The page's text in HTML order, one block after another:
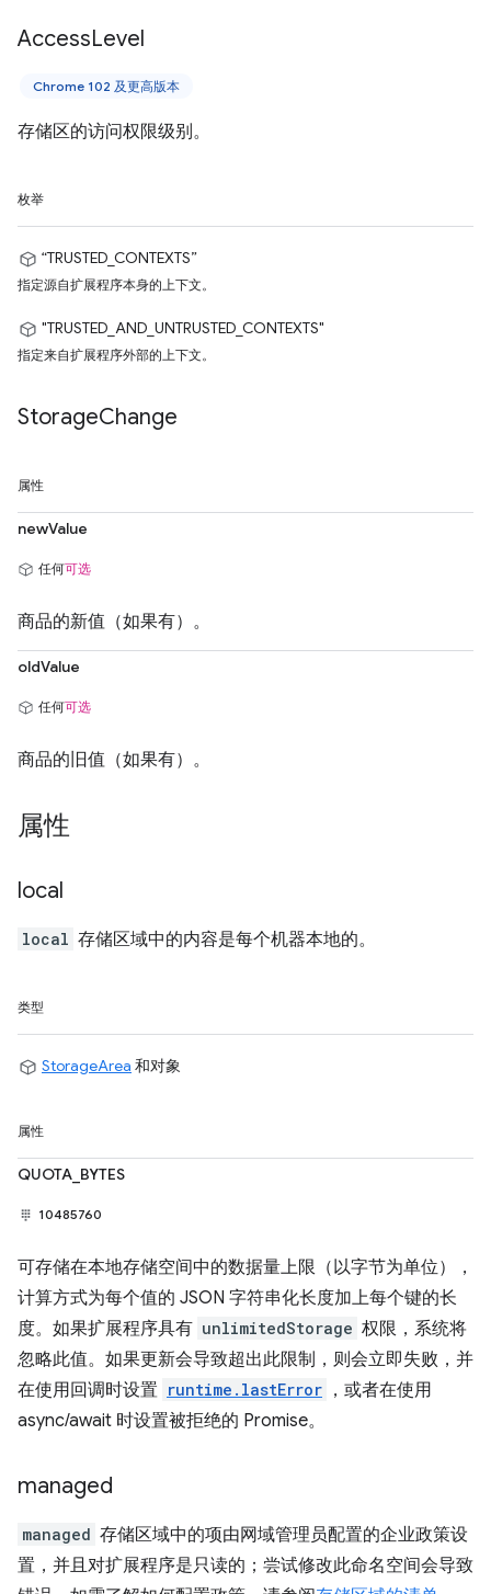
AccessLevel
Chrome 102 及更高版本
存储区的访问权限级别。
枚举
“TRUSTED_CONTEXTS”
指定源自扩展程序本身的上下文。
"TRUSTED_AND_UNTRUSTED_CONTEXTS"
指定来自扩展程序外部的上下文。
StorageChange
属性
newValue
任何可选
商品的新值（如果有）。
oldValue
任何可选
商品的旧值（如果有）。
属性
local
local 存储区域中的内容是每个机器本地的。
类型
StorageArea 和对象
属性
QUOTA_BYTES
10485760
可存储在本地存储空间中的数据量上限（以字节为单位），
计算方式为每个值的 JSON 字符串化长度加上每个键的长
度。如果扩展程序具有 unlimitedStorage 权限，系统将
忽略此值。如果更新会导致超出此限制，则会立即失败，并
在使用回调时设置 runtime.lastError ，或者在使用
async/await 时设置被拒绝的 Promise。
managed
managed 存储区域中的项由网域管理员配置的企业政策设
置，并且对扩展程序是只读的；尝试修改此命名空间会导致